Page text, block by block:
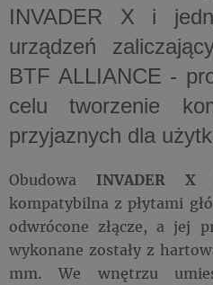
INVADER X i
urządzeń
BTF ALLIANCE -
celu tworzenie
przyjaznych dla
ObudowaINVADER X
kompatybilna z płytami
odwrócone złącze, a jej
wykonane zostały z
mm. We wnętrzu